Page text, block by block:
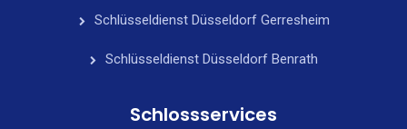
Schlüsseldienst Düsseldorf Gerresheim
Schlüsseldienst Düsseldorf Benrath
Schlossservices